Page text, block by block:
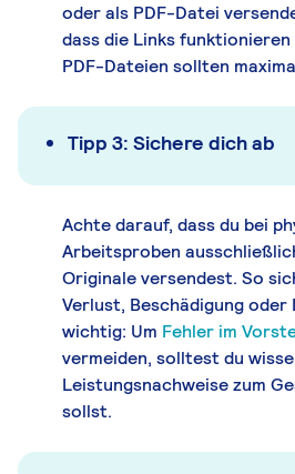
oder als PDF-Datei
dass die Links
PDF-Dateien sollten
Tipp 3: Sichere dich ab
Achte darauf, dass du bei
Arbeitsproben
Originale versendest. So
Verlust, Beschädigung oder
wichtig: Um Fehler im
vermeiden, solltest du
Leistungsnachweise zum
sollst.